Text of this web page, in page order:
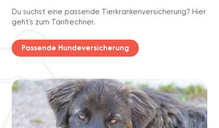
Du suchst eine passende Tierkrankenversicherung? Hier
geht's zum Tarifrechner.
Passende Hundeversicherung